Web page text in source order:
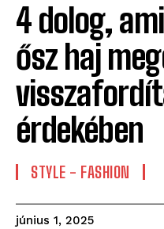
4 dolog,
ősz haj
érdekében
STYLE - FASHION
június 1, 2025